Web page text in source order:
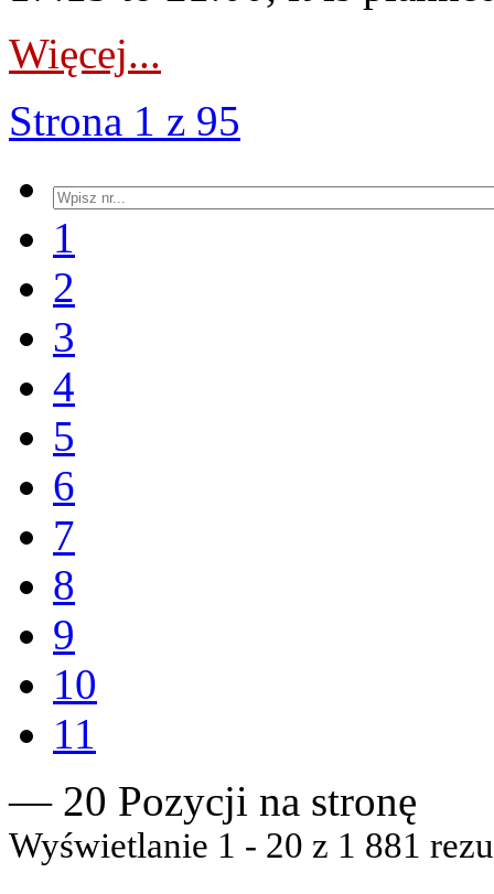
Więcej...
Strona 1 z 95
1
2
3
4
5
6
7
8
9
10
11
— 20 Pozycji na stronę
Wyświetlanie 1 - 20 z 1 881